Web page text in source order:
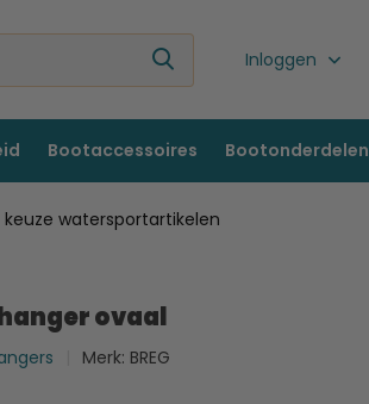
Inloggen
Bootaccessoires Bootonderdelen
keuze watersportartikelen
ovaal
Merk: BREG